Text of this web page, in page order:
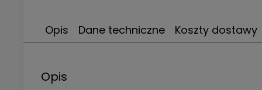
Opis Dane techniczne Koszty dostawy
Opis